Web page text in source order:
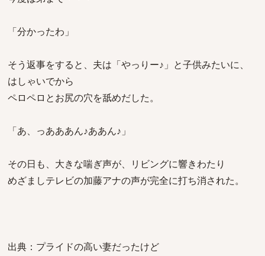
「分かったわ」
そう返事をすると、夫は「やっりー♪」と子供みたいに、
はしゃいでから
ペロペロとお尻の穴を舐めだした。
「あ、っあああん♪ああん♪」
その日も、大きな喘ぎ声が、リビングに響きわたり
めざましテレビの加藤アナの声が完全に打ち消された。
出典：プライドの高い妻だったけど